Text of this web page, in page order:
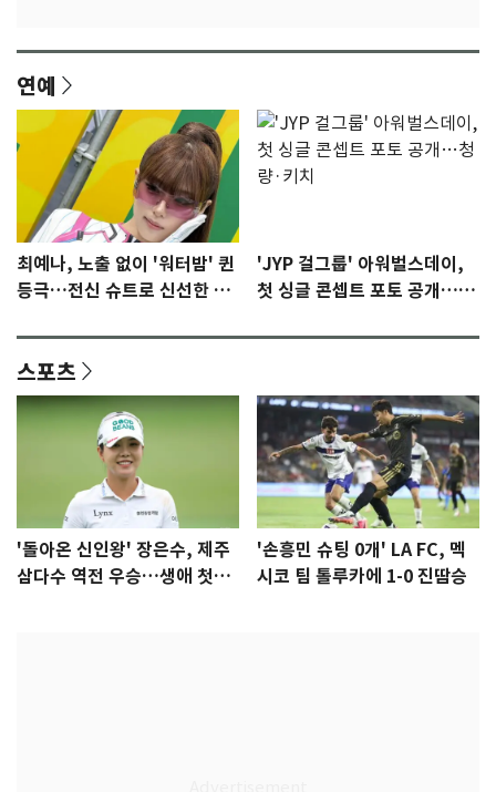
연예
최예나, 노출 없이 '워터밤' 퀸
등극…전신 슈트로 신선한 충
'JYP 걸그룹' 아워벌스데이,
첫 싱글 콘셉트 포토 공개…청
스포츠
'돌아온 신인왕' 장은수, 제주
삼다수 역전 우승…생애 첫승
'손흥민 슈팅 0개' LA FC, 멕
시코 팀 톨루카에 1-0 진땀승